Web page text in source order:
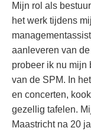
Mijn rol als
het werk tijdens
aanleveren van
probeer ik nu mijn
van de SPM. In
en concerten,
gezellig tafelen.
Maastricht na 20